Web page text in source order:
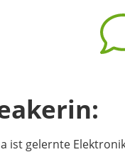
ist gelernte